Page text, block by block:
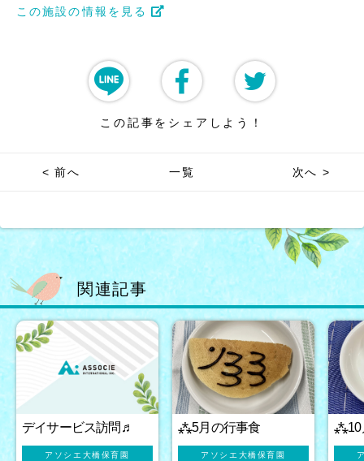
この施設の情報を見る
この記事をシェアしよう！
< 前へ 一覧 次へ >
関連記事
デイサービス訪問♬
アソシエ大橋保育園
⁂5月の行事食
アソシエ大橋保育園
⁂10